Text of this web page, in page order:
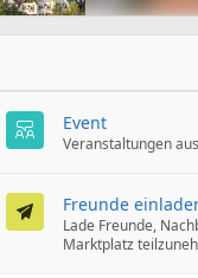
Event
Veranstaltungen
Freunde
Lade Freunde,
Marktplatz